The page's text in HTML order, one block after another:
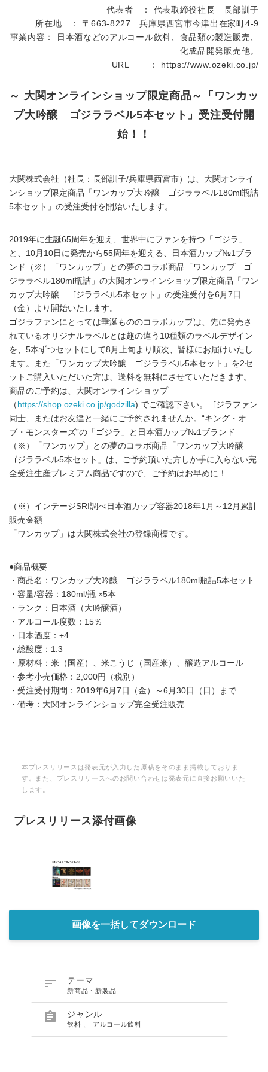
代表者 ： 代表取締役社長 長部訓子
所在地 ： 〒663-8227 兵庫県西宮市今津出在家町4-9
事業内容： 日本酒などのアルコール飲料、食品類の製造販売、
化成品開発販売他。
URL ： https://www.ozeki.co.jp/
～ 大関オンラインショップ限定商品～「ワンカッ
プ大吟醸 ゴジララベル5本セット」受注受付開
始！！
大関株式会社（社長：長部訓子/兵庫県西宮市）は、大関オンライ
ンショップ限定商品「ワンカップ大吟醸 ゴジララベル180ml瓶詰
5本セット」の受注受付を開始いたします。
2019年に生誕65周年を迎え、世界中にファンを持つ「ゴジラ」
と、10月10日に発売から55周年を迎える、日本酒カップ№1ブラ
ンド（※）「ワンカップ」との夢のコラボ商品「ワンカップ ゴ
ジララベル180ml瓶詰」の大関オンラインショップ限定商品「ワン
カップ大吟醸 ゴジララベル5本セット」の受注受付を6月7日
（金）より開始いたします。
ゴジラファンにとっては垂涎もののコラボカップは、先に発売さ
れているオリジナルラベルとは趣の違う10種類のラベルデザイン
を、5本ずつセットにして8月上旬より順次、皆様にお届けいたし
ます。また「ワンカップ大吟醸 ゴジララベル5本セット」を2セ
ットご購入いただいた方は、送料を無料にさせていただきます。
商品のご予約は、大関オンラインショップ
（ https://shop.ozeki.co.jp/godzilla) でご確認下さい。ゴジラファン
同士、またはお友達と一緒にご予約されませんか。“キング・オ
ブ・モンスターズ”の「ゴジラ」と日本酒カップ№1ブランド
（※）「ワンカップ」との夢のコラボ商品「ワンカップ大吟醸
ゴジララベル5本セット」は、ご予約頂いた方しか手に入らない完
全受注生産プレミアム商品ですので、ご予約はお早めに！
（※）インテージSRI調べ日本酒カップ容器2018年1月～12月累計
販売金額
「ワンカップ」は大関株式会社の登録商標です。
●商品概要
・商品名：ワンカップ大吟醸 ゴジララベル180ml瓶詰5本セット
・容量/容器：180ml/瓶 ×5本
・ランク：日本酒（大吟醸酒）
・アルコール度数：15％
・日本酒度：+4
・総酸度：1.3
・原材料：米（国産）、米こうじ（国産米）、醸造アルコール
・参考小売価格：2,000円（税別）
・受注受付期間：2019年6月7日（金）～6月30日（日）まで
・備考：大関オンラインショップ完全受注販売
本プレスリリースは発表元が入力した原稿をそのまま掲載しておりま
す。また、プレスリリースへのお問い合わせは発表元に直接お願いいた
します。
プレスリリース添付画像
画像を一括してダウンロード
 テーマ
新商品・新製品
 ジャンル
飲料 アルコール飲料